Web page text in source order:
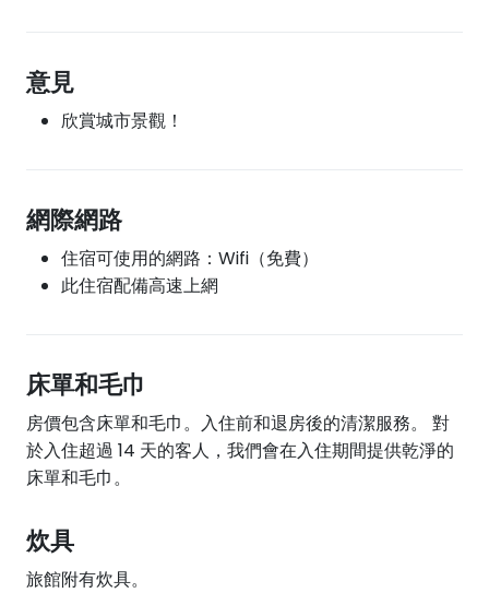
意見
欣賞城市景觀！
網際網路
住宿可使用的網路：Wifi（免費）
此住宿配備高速上網
床單和毛巾
房價包含床單和毛巾。入住前和退房後的清潔服務。 對
於入住超過 14 天的客人，我們會在入住期間提供乾淨的
床單和毛巾。
炊具
旅館附有炊具。